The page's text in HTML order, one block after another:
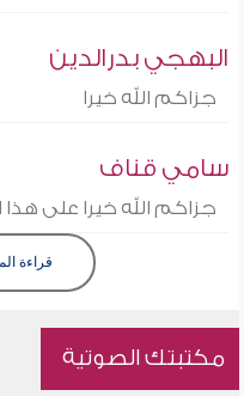
البهجي بدرالدين
جزاكم الله خيرا
سامي قناف
جزاكم الله خيرا على هذا
قراءة
مكتبتك الصوتية